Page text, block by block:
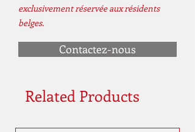
exclusivement réservée aux résidents
belges.
Contactez-nous
Related Products